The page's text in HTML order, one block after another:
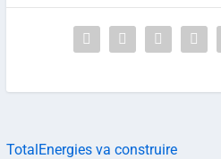
TotalEnergies va construire